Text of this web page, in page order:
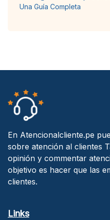
Una Guía Completa
En Atencionalcliente.pe
sobre atención al clientes
opinión y commentar
objetivo es hacer que las
clientes.
Links